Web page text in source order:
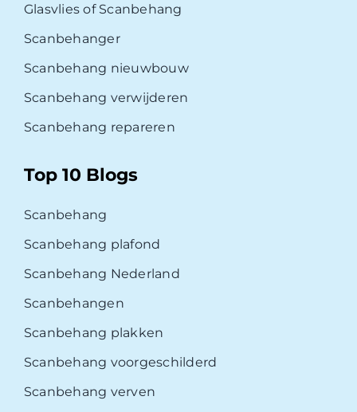
Glasvlies of Scanbehang
Scanbehanger
Scanbehang nieuwbouw
Scanbehang verwijderen
Scanbehang repareren
Top 10 Blogs
Scanbehang
Scanbehang plafond
Scanbehang Nederland
Scanbehangen
Scanbehang plakken
Scanbehang voorgeschilderd
Scanbehang verven